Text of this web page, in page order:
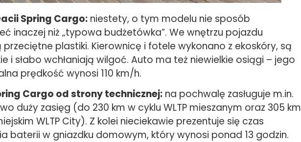
Spring Cargo: niestety, o tym modelu nie sposób
inaczej niż „typowa budżetówka”. We wnętrzu pojazdu
przeciętne plastiki. Kierownicę i fotele wykonano z ekoskóry, są
i słabo wchłaniają wilgoć. Auto ma też niewielkie osiągi – jego
prędkość wynosi 110 km/h.
Cargo od strony technicznej: na pochwalę zasługuje m.in.
duży zasięg (do 230 km w cyklu WLTP mieszanym oraz 305 km
WLTP City). Z kolei nieciekawie prezentuje się czas
baterii w gniazdku domowym, który wynosi ponad 13 godzin.